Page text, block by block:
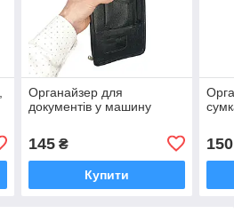
Органайзер для
документів у машину
145₴
Купити
150